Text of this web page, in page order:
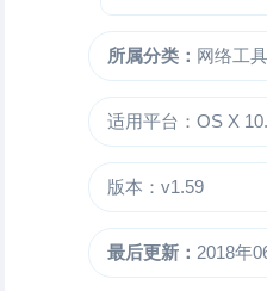
所属分类： 网络工具
适用平台：OS X
版本：v1.59
最后更新： 2018年